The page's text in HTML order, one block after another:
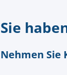
Sie
Nehmen Sie